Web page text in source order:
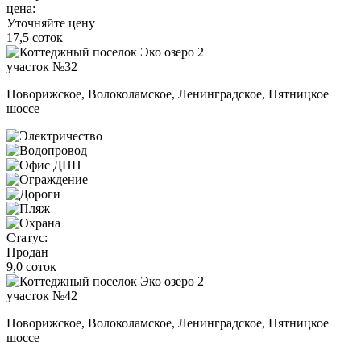
цена:
Уточняйте цену
17,5 соток
участок №32
Новорижское, Волоколамское, Ленинградское, Пятницкое
шоссе
Статус:
Продан
9,0 соток
участок №42
Новорижское, Волоколамское, Ленинградское, Пятницкое
шоссе